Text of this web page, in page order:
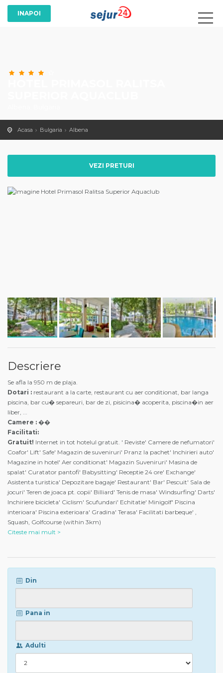
Acasa Bulgaria Albena
VEZI PRETURI
Descriere
Se afla la 950 m de plaja.
Dotari : restaurant a la carte, restaurant cu aer conditionat, bar langa
piscina, bar cu� separeuri, bar de zi, pisicina� acoperita, piscina�in aer
liber,
Camere : ��
Facilitati:
Gratuit! Internet in tot hotelul gratuit. ' Reviste' Camere de nefumatori'
Coafor' Lift' Safe' Magazin de suveniruri' Pranz la pachet' Inchirieri auto'
Magazine in hotel' Aer conditionat' Magazin Suveniruri' Masina de
spalat' Curatator pantofi' Babysitting' Receptie 24 ore' Exchange'
Asistenta turistica' Depozitare bagaje' Restaurant' Bar' Pescuit' Sala de
jocuri' Teren de joaca pt. copii' Billiard' Tenis de masa' Windsurfing' Darts'
Inchiriere bicicleta' Ciclism' Scufundari' Echitatie' Minigolf' Piscina
interioara' Piscina exterioara' Gradina' Terasa' Facilitati barbeque' ,
Squash, Golfcourse (within 3km)
Citeste mai mult >
Din
Pana in
Adulti